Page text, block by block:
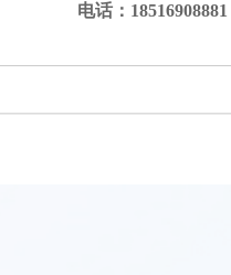
电话：18516908881